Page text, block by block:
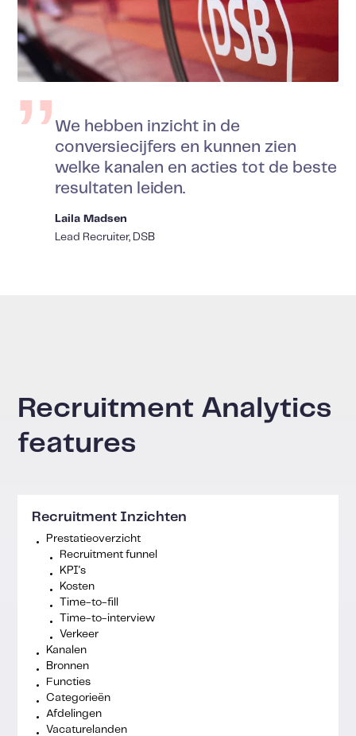
We hebben inzicht in de
conversiecijfers en kunnen zien
welke kanalen en acties tot de beste
resultaten leiden.
Laila Madsen
Lead Recruiter, DSB
Recruitment Analytics
features
Recruitment Inzichten
Prestatieoverzicht
Recruitment funnel
KPI's
Kosten
Time-to-fill
Time-to-interview
Verkeer
Kanalen
Bronnen
Functies
Categorieën
Afdelingen
Vacaturelanden